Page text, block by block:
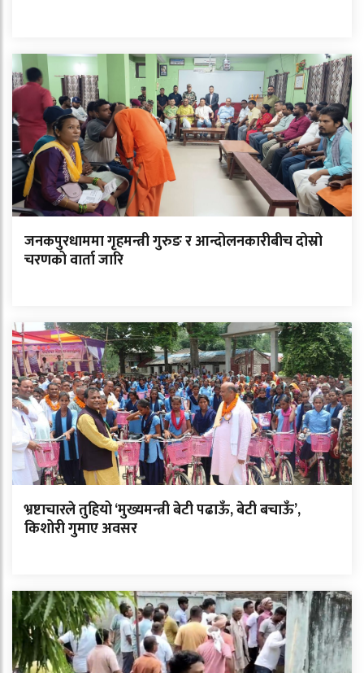
जनकपुरधाममा गृहमन्त्री गुरुङ र आन्दोलनकारीबीच दोस्रो
चरणको वार्ता जारि
भ्रष्टाचारले तुहियो ‘मुख्यमन्त्री बेटी पढाऊँ, बेटी बचाऊँ’,
किशोरी गुमाए अवसर